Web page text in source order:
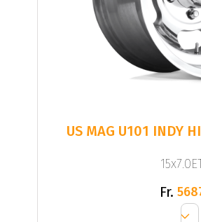
US MAG U101 INDY
Fr.